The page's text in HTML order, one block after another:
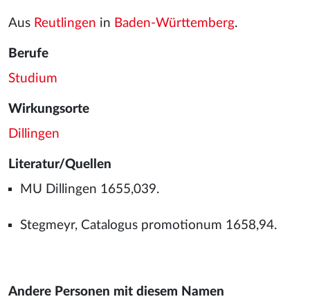
Aus Reutlingen in Baden-Württemberg.
Berufe
Studium
Wirkungsorte
Dillingen
Literatur/Quellen
MU Dillingen 1655,039.
Stegmeyr, Catalogus promotionum 1658,94.
Andere Personen mit diesem Namen